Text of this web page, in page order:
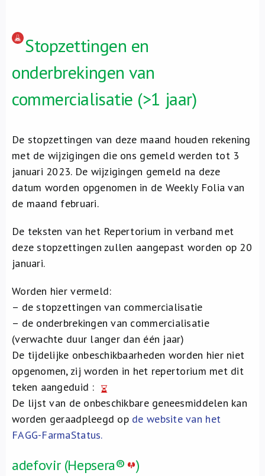
Stopzettingen en
onderbrekingen van
commercialisatie (>1 jaar)
De stopzettingen van deze maand houden rekening
met de wijzigingen die ons gemeld werden tot 3
januari 2023. De wijzigingen gemeld na deze
datum worden opgenomen in de Weekly Folia van
de maand februari.
De teksten van het Repertorium in verband met
deze stopzettingen zullen aangepast worden op 20
januari.
Worden hier vermeld:
– de stopzettingen van commercialisatie
– de onderbrekingen van commercialisatie
(verwachte duur langer dan één jaar)
De tijdelijke onbeschikbaarheden worden hier niet
opgenomen, zij worden in het repertorium met dit
teken aangeduid :
De lijst van de onbeschikbare geneesmiddelen kan
worden geraadpleegd op de website van het
FAGG-FarmaStatus.
adefovir (Hepsera® )